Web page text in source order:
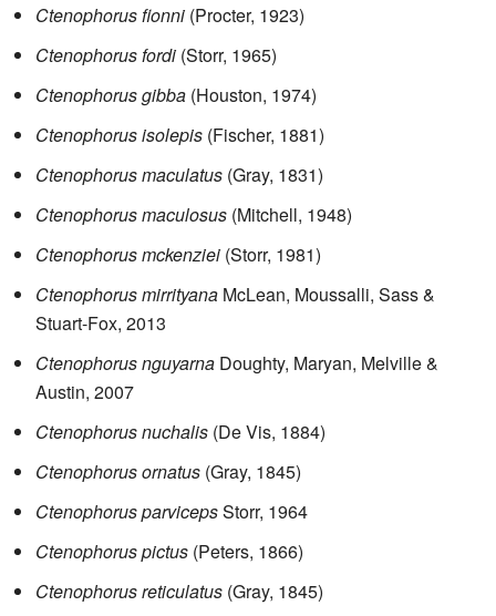
Ctenophorus fionni (Procter, 1923)
Ctenophorus fordi (Storr, 1965)
Ctenophorus gibba (Houston, 1974)
Ctenophorus isolepis (Fischer, 1881)
Ctenophorus maculatus (Gray, 1831)
Ctenophorus maculosus (Mitchell, 1948)
Ctenophorus mckenziei (Storr, 1981)
Ctenophorus mirrityana McLean, Moussalli, Sass &
Stuart-Fox, 2013
Ctenophorus nguyarna Doughty, Maryan, Melville &
Austin, 2007
Ctenophorus nuchalis (De Vis, 1884)
Ctenophorus ornatus (Gray, 1845)
Ctenophorus parvicepsStorr, 1964
Ctenophorus pictus (Peters, 1866)
Ctenophorus reticulatus (Gray, 1845)